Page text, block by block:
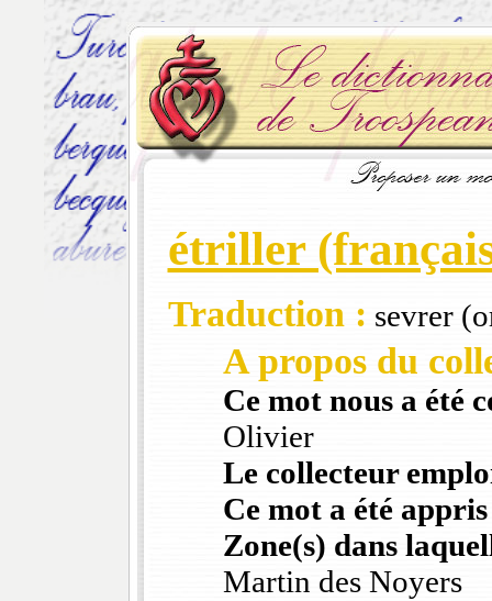
étriller
Traduction : sevrer
A propos du
Ce mot nous a été
Olivier
Le collecteur
Ce mot a été
Zone(s) dans
Martin des Noyers